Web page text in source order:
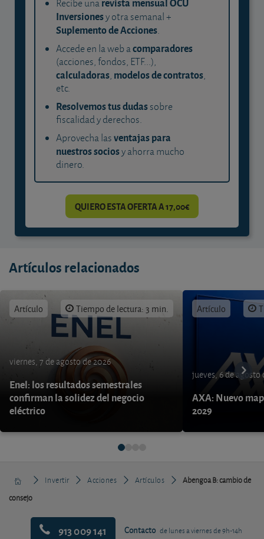
Recibe una
Inversionesy otra semanal +
Suplemento de Acciones.
Accede en la web acomparadores
(acciones, fondos, ETF...),
calculadoras, modelos de contratos,
etc.
Resolvemos tus dudassobre
fiscalidad y derechos.
Aprovecha lasventajas para
nuestros sociosy ahorra mucho
dinero.
QUIERO ESTA OFERTA A 17,00€
Artículos relacionados
Artículo Tiempo de lectura: 3 min.
viernes, 7 de agosto de 2026
Enel: los resultados semestrales
confirman la solidez del negocio
eléctrico
Artículo
jueves, 6 de agosto
AXA: Nuevo
2029
Invertir Acciones Artículos
Abengoa B: cambio de
consejo
913 009 141 Contacto de lunes a viernes de 9h-14h